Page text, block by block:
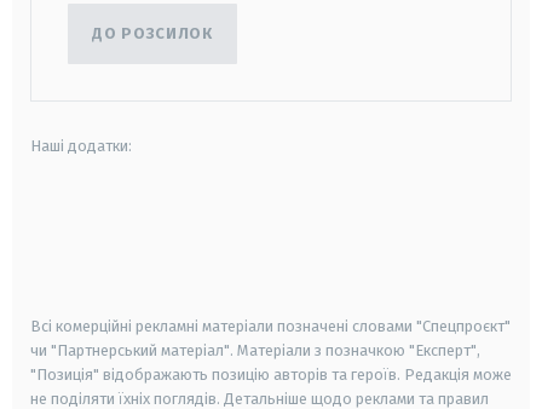
ДО РОЗСИЛОК
Наші додатки:
Всі комерційні рекламні матеріали позначені словами "Спецпроєкт"
чи "Партнерський матеріал". Матеріали з позначкою "Експерт",
"Позиція" відображають позицію авторів та героїв. Редакція може
не поділяти їхніх поглядів. Детальніше щодо реклами та правил